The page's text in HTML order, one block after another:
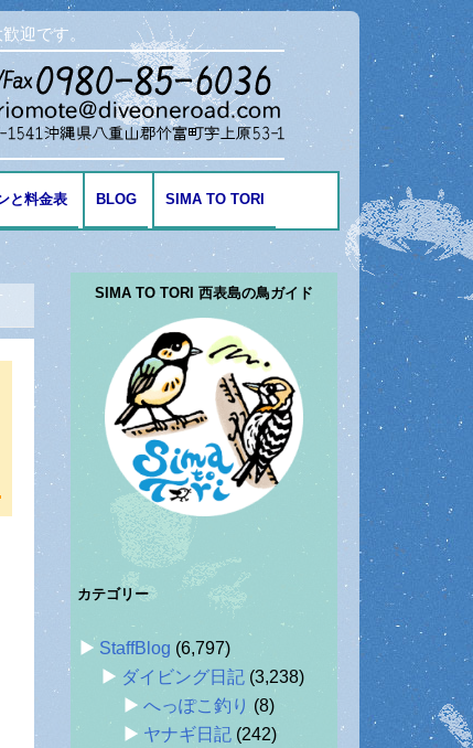
迎です。
と料金表 BLOG
海の生き物
SIMA TO TORI
SIMA TO TORI 西表島の鳥ガイド
カテゴリー
StaffBlog (6,797)
ダイビング日記 (3,238)
へっぽこ釣り (8)
ヤナギ日記 (242)